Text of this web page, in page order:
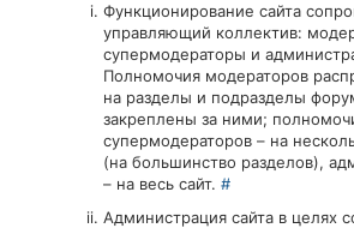
Функционирование сайта
управляющий коллектив:
супермодераторы и
Полномочия модераторов
на разделы и подразделы
закреплены за ними;
супермодераторов – на
(на большинство разделов),
– на весь сайт. #
Администрация сайта в целях